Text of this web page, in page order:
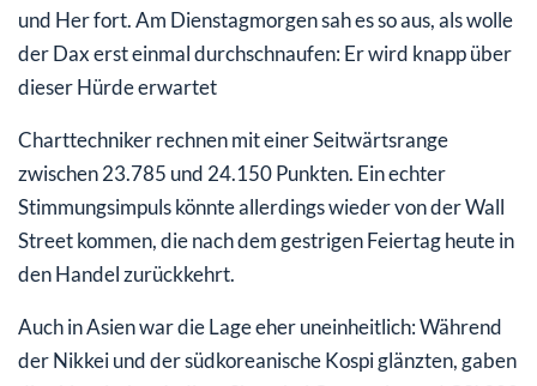
und Her fort. Am Dienstagmorgen sah es so aus, als wolle
der Dax erst einmal durchschnaufen: Er wird knapp über
dieser Hürde erwartet
Charttechniker rechnen mit einer Seitwärtsrange
zwischen 23.785 und 24.150 Punkten. Ein echter
Stimmungsimpuls könnte allerdings wieder von der Wall
Street kommen, die nach dem gestrigen Feiertag heute in
den Handel zurückkehrt.
Auch in Asien war die Lage eher uneinheitlich: Während
der Nikkei und der südkoreanische Kospi glänzten, gaben